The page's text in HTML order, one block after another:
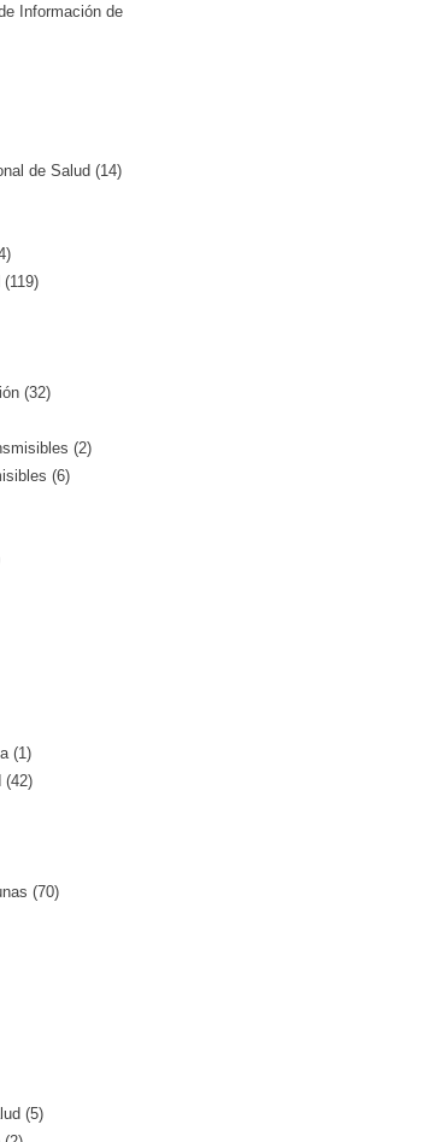
Información de
de Salud (14)
(32)
(2)
(6)
(1)
(42)
(70)
(5)